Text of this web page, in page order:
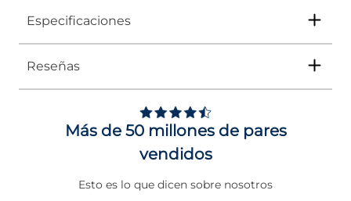
Especificaciones
Tipo
Género Mujer
DE 0 A 4 cms
NORMAL
Reseñas
Basado en1 opiniones
sometidas a control
maltratando el pie
Más de 50 millones de pares
vendidos
Esto es lo que dicen sobre nosotros